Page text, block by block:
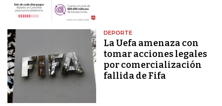
DEPORTE
La Uefa amenaza con
tomar acciones legales
por comercialización
fallida de Fifa